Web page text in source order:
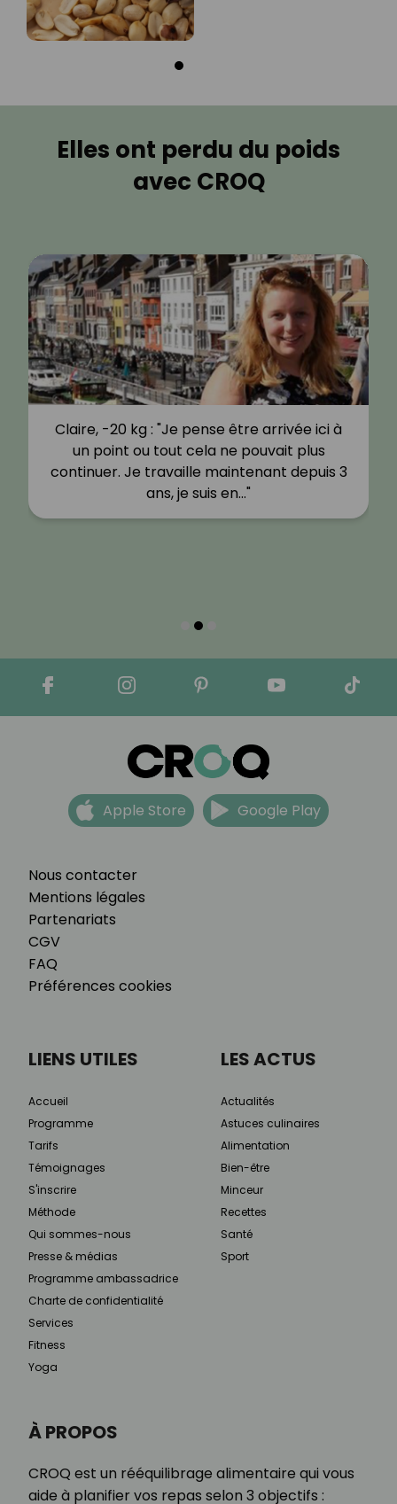
Elles ont perdu du poids
avec CROQ
Claire, -20 kg : "Je pense être arrivée ici à
un point ou tout cela ne pouvait plus
continuer. Je travaille maintenant depuis 3
ans, je suis en…"
Nous contacter
Mentions légales
Partenariats
CGV
FAQ
Préférences cookies
Apple Store Google Play
À PROPOS
CROQ est un rééquilibrage alimentaire qui vous
aide à planifier vos repas selon 3 objectifs :
LIENS UTILES
Accueil
Programme
Tarifs
Témoignages
S'inscrire
Méthode
Qui sommes-nous
Presse & médias
Programme ambassadrice
Charte de confidentialité
Services
Fitness
Yoga
LES ACTUS
Actualités
Astuces culinaires
Alimentation
Bien-être
Minceur
Recettes
Santé
Sport